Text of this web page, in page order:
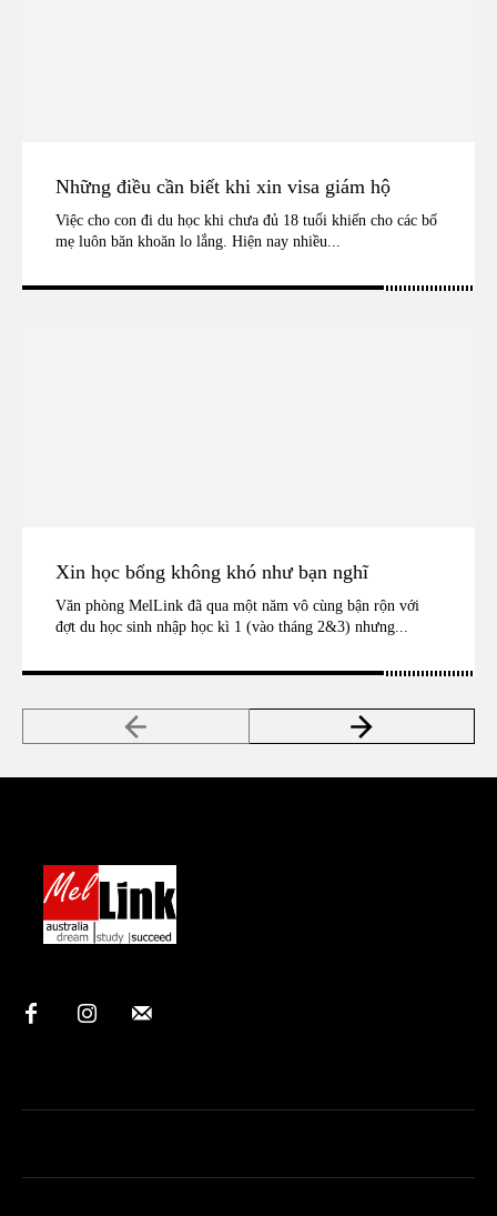
Những điều cần biết khi xin visa giám hộ
Việc cho con đi du học khi chưa đủ 18 tuổi khiến cho các bố
mẹ luôn băn khoăn lo lắng. Hiện nay nhiều...
Xin học bổng không khó như bạn nghĩ
Văn phòng MelLink đã qua một năm vô cùng bận rộn với
đợt du học sinh nhập học kì 1 (vào tháng 2&3) nhưng...